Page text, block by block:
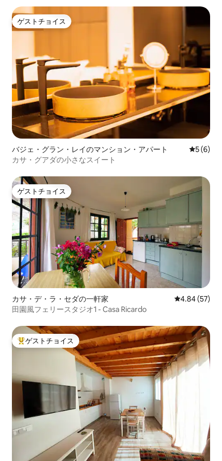
ゲストチョイス
ゲストチョイス
バジェ・グラン・レイのマンション・アパート レビュー
5 (6)
カサ・グアダの小さなスイート
ゲストチョイス
ゲストチョイス
カサ・デ・ラ・セダの一軒家 レビュー57
4.84 (57)
田園風フェリースタジオ1 - Casa Ricardo
大好評のゲストチョイスです。
ゲストチョイス